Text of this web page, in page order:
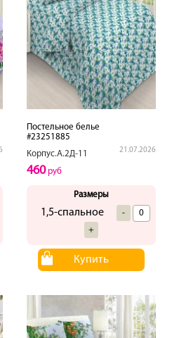
Постельное белье
#23251885
Корпус.А.2Д-11
21.07.2026
460руб
Размеры
1,5-спальное
-
+
Купить